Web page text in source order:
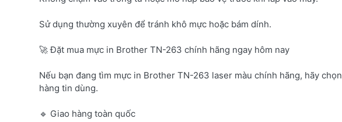
Sử dụng thường xuyên để tránh khô mực hoặc bám dính.
🚀 Đặt mua mực in Brother TN-263 chính hãng ngay hôm nay
Nếu bạn đang tìm mực in Brother TN-263 laser màu chính hãng, hãy chọn
hàng tin dùng.
🔹 Giao hàng toàn quốc